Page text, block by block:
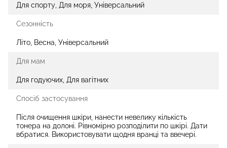
Для спорту, Для моря, Універсальний
Сезонність
Літо, Весна, Універсальний
Для мам
Для годуючих, Для вагітних
Спосіб застосування
Після очищення шкіри, нанести невелику кількість
тонера на долоні. Рівномірно розподілити по шкірі. Дати
вбратися. Використовувати щодня вранці та ввечері.